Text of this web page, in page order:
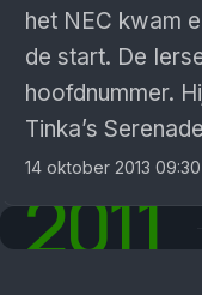
het NEC kwam
de start. De
hoofdnummer.
Tinka’s
14 oktober 2013 09:30
2011